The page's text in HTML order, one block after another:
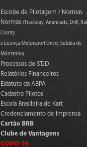
Escolas de Pilotagem / Normas
Normas(Trackday, Arrancada, Drift,
Contry
e Licença Motorsport Driver, Subida de
Montanha)
Processos do STJD
Relatórios Financeiros
Estatuto da ABPA
Cadastro Pilotos
Escola Brasileira de Kart
Credenciamento de Imprensa
Cartão BRB
Clube de Vantagens
COVID-19